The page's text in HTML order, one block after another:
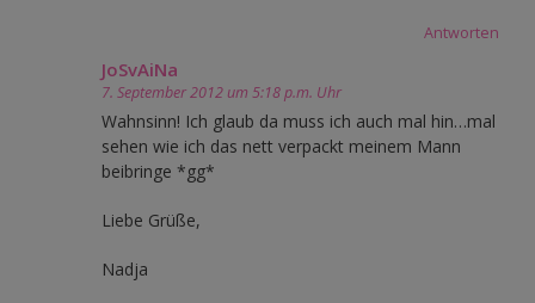
Antworten
JoSvAiNa
7. September 2012 um 5:18 p.m. Uhr
Wahnsinn! Ich glaub da muss ich auch mal hin…mal
sehen wie ich das nett verpackt meinem Mann
beibringe *gg*
Liebe Grüße,
Nadja